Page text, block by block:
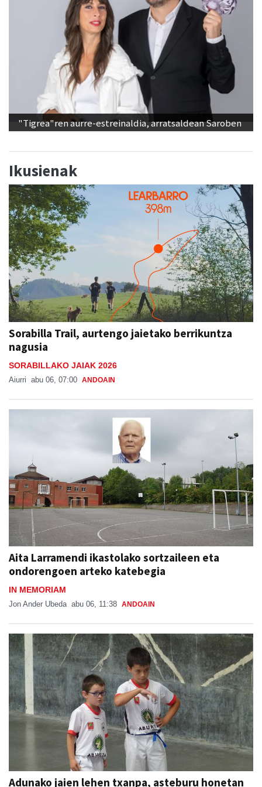
"Tigrea"ren aurre-estreinaldia, arratsaldean Saroben
Ikusienak
Sorabilla Trail, aurtengo jaietako berrikuntza
nagusia
SORABILLAKO JAIAK 2026
Aiurri abu 06, 07:00 ANDOAIN
Aita Larramendi ikastolako sortzaileen eta
ondorengoen arteko katebegia
IN MEMORIAM
Jon Ander Ubeda abu 06, 11:38 ANDOAIN
Adunako jaien lehen txanpa, asteburu honetan